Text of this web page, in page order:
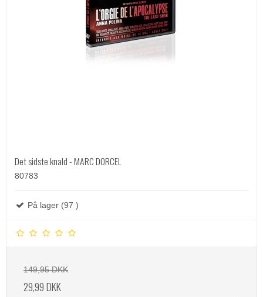
Det sidste knald - MARC DORCEL
80783
På lager (97 )
149,95 DKK
29,99 DKK